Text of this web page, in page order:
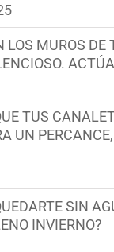
MUROS DE
TUS
UN
SIN
INVIERNO?